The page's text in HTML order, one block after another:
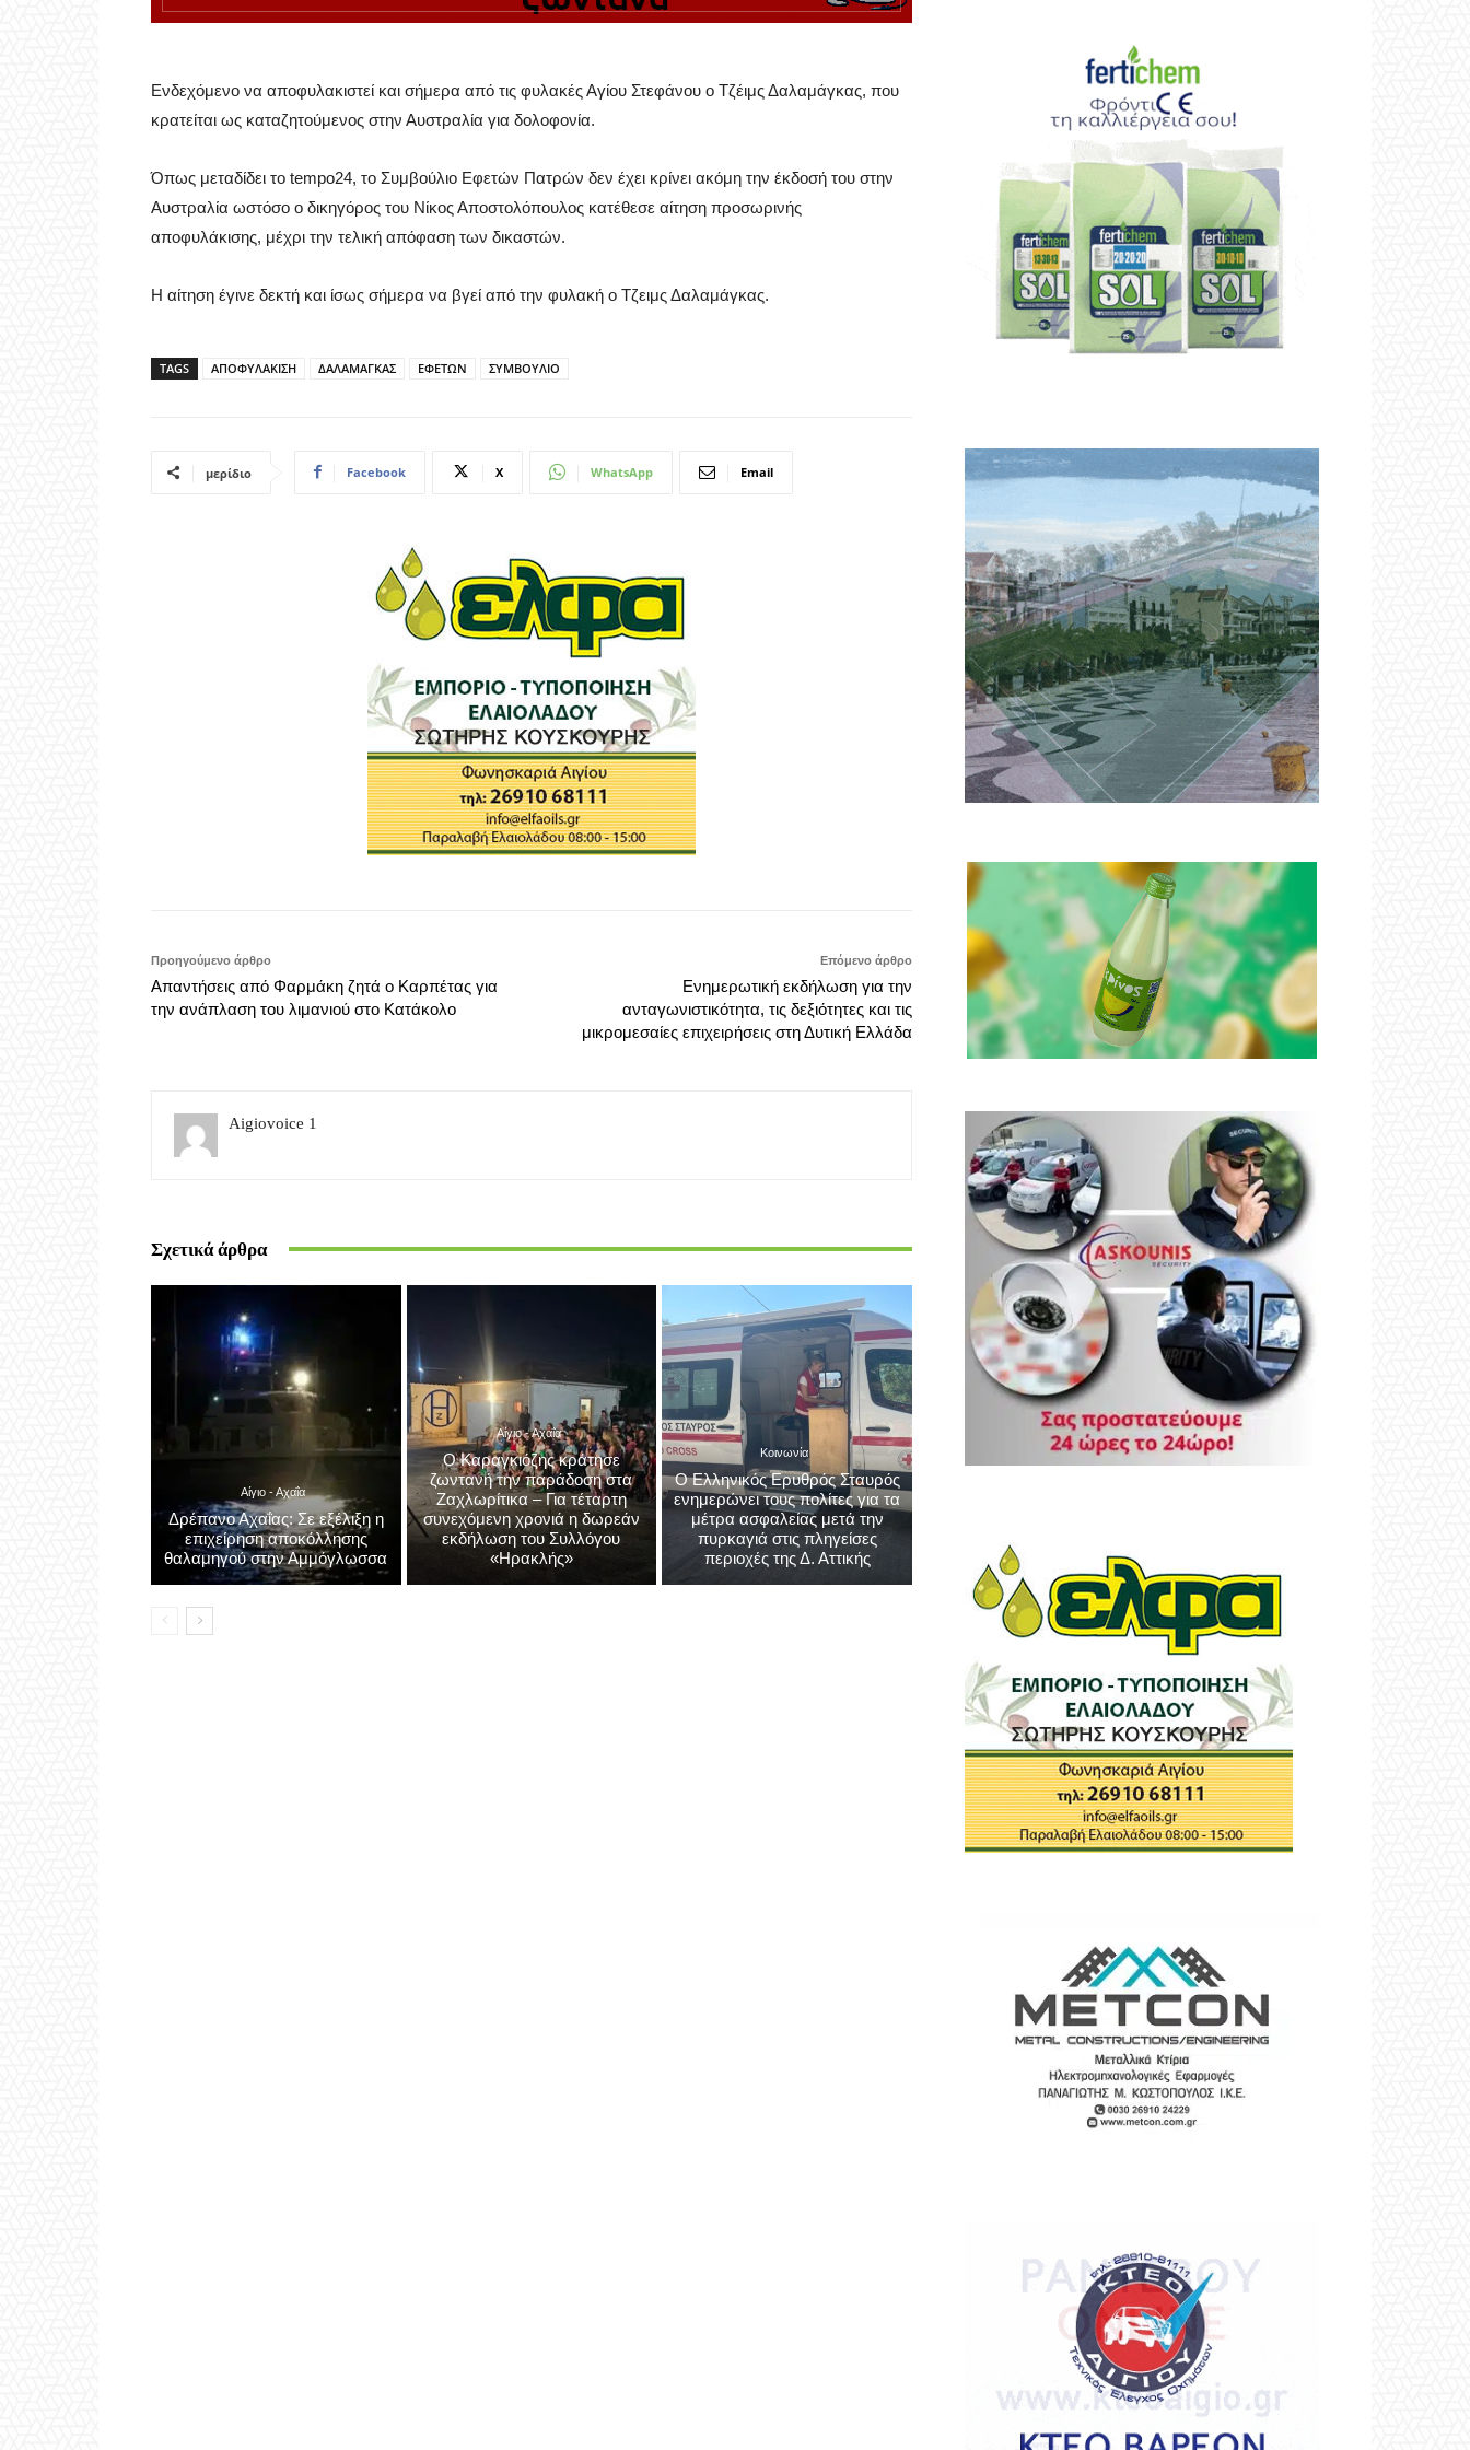
Ενδεχόμενο να αποφυλακιστεί και σήμερα από τις φυλακές Αγίου Στεφάνου ο Τζέιμς Δαλαμάγκας, που
κρατείται ως καταζητούμενος στην Αυστραλία για δολοφονία.
Όπως μεταδίδει το tempo24, το Συμβούλιο Εφετών Πατρών δεν έχει κρίνει ακόμη την έκδοσή του στην
Αυστραλία ωστόσο ο δικηγόρος του Νίκος Αποστολόπουλος κατέθεσε αίτηση προσωρινής
αποφυλάκισης, μέχρι την τελική απόφαση των δικαστών.
Η αίτηση έγινε δεκτή και ίσως σήμερα να βγεί από την φυλακή ο Τζειμς Δαλαμάγκας.
TAGS ΑΠΟΦΥΛΑΚΙΣΗ ΔΑΛΑΜΑΓΚΑΣ ΕΦΕΤΩΝ ΣΥΜΒΟΥΛΙΟ
μερίδιο Facebook X WhatsApp Email
Προηγούμενο άρθρο
Απαντήσεις από Φαρμάκη ζητά ο Καρπέτας για
την ανάπλαση του λιμανιού στο Κατάκολο
Επόμενο άρθρο
Ενημερωτική εκδήλωση για την
ανταγωνιστικότητα, τις δεξιότητες και τις
μικρομεσαίες επιχειρήσεις στη Δυτική Ελλάδα
Aigiovoice 1
Σχετικά άρθρα
Αίγιο - Αχαΐα
Δρέπανο Αχαΐας: Σε εξέλιξη η
επιχείρηση αποκόλλησης
θαλαμηγού στην Αμμόγλωσσα
Αίγιο - Αχαΐα
Ο Καραγκιόζης κράτησε
ζωντανή την παράδοση στα
Ζαχλωρίτικα – Για τέταρτη
συνεχόμενη χρονιά η δωρεάν
εκδήλωση του Συλλόγου
«Ηρακλής»
Κοινωνία
Ο Ελληνικός Ερυθρός Σταυρός
ενημερώνει τους πολίτες για τα
μέτρα ασφαλείας μετά την
πυρκαγιά στις πληγείσες
περιοχές της Δ. Αττικής